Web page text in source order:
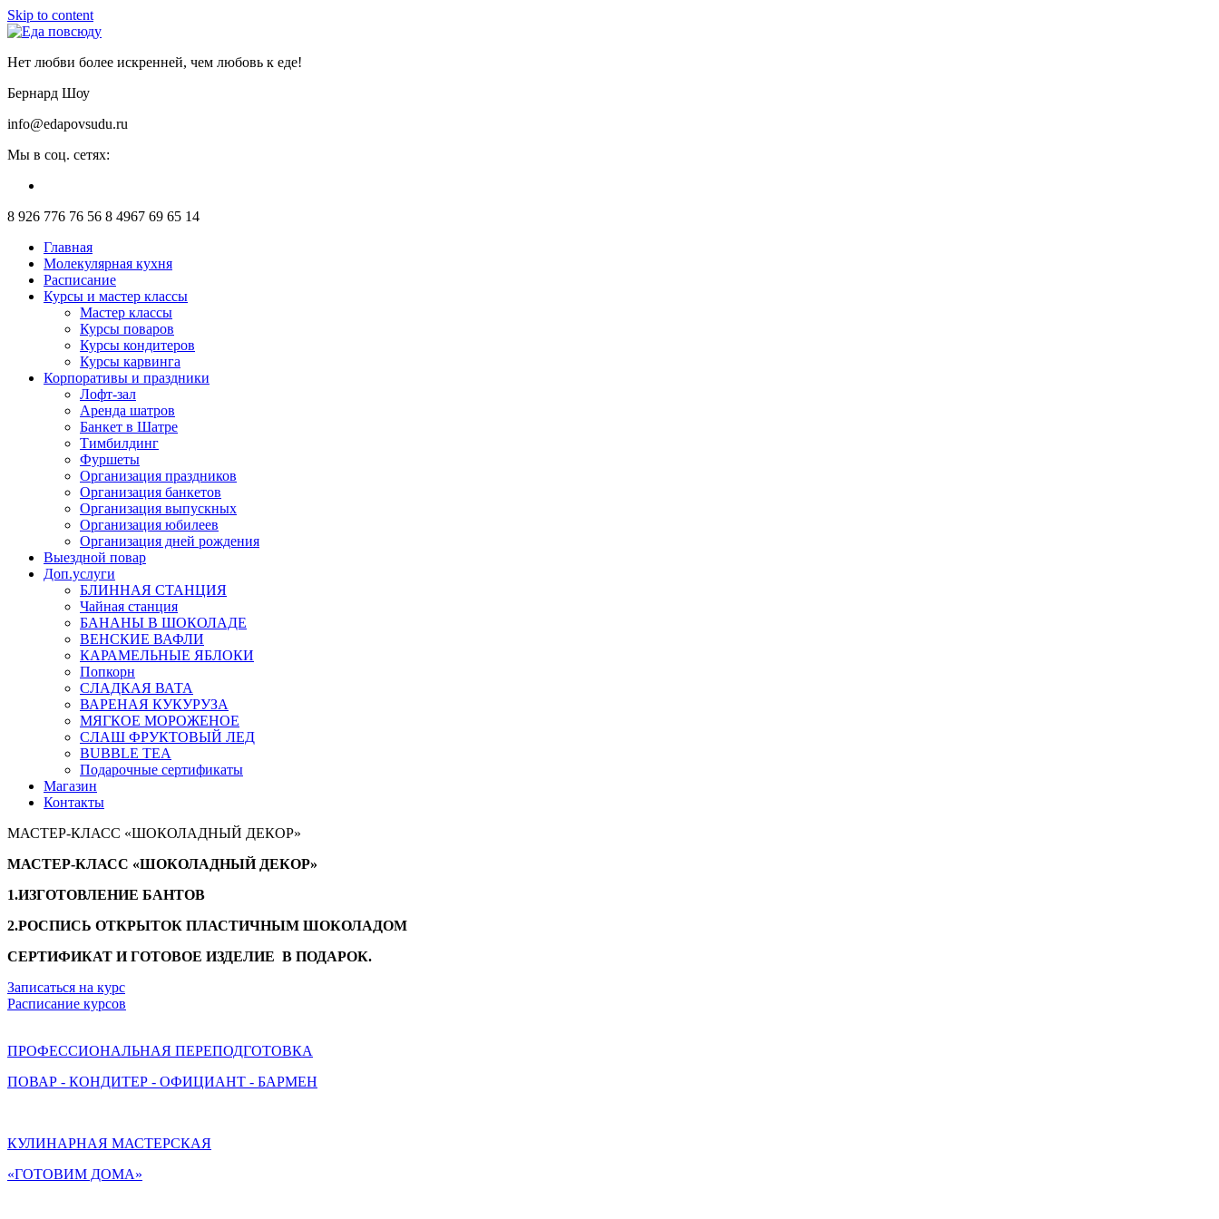
Skip to content
Нет любви более искренней, чем любовь к еде!
Бернард Шоу
info@edapovsudu.ru
Мы в соц. сетях:
8 926 776 76 56 8 4967 69 65 14
Главная
Молекулярная кухня
Расписание
Курсы и мастер классы
Мастер классы
Курсы поваров
Курсы кондитеров
Курсы карвинга
Корпоративы и праздники
Лофт-зал
Аренда шатров
Банкет в Шатре
Тимбилдинг
Фуршеты
Организация праздников
Организация банкетов
Организация выпускных
Организация юбилеев
Организация дней рождения
Выездной повар
Доп.услуги
БЛИННАЯ СТАНЦИЯ
Чайная станция
БАНАНЫ В ШОКОЛАДЕ
ВЕНСКИЕ ВАФЛИ
КАРАМЕЛЬНЫЕ ЯБЛОКИ
Попкорн
СЛАДКАЯ ВАТА
ВАРЕНАЯ КУКУРУЗА
МЯГКОЕ МОРОЖЕНОЕ
СЛАШ ФРУКТОВЫЙ ЛЕД
BUBBLE TEA
Подарочные сертификаты
Магазин
Контакты
МАСТЕР-КЛАСС «ШОКОЛАДНЫЙ ДЕКОР»
МАСТЕР-КЛАСС «ШОКОЛАДНЫЙ ДЕКОР»
1.ИЗГОТОВЛЕНИЕ БАНТОВ
2.РОСПИСЬ ОТКРЫТОК ПЛАСТИЧНЫМ ШОКОЛАДОМ
СЕРТИФИКАТ И ГОТОВОЕ ИЗДЕЛИЕ В ПОДАРОК.
Записаться на курс
Расписание курсов
ПРОФЕССИОНАЛЬНАЯ ПЕРЕПОДГОТОВКА
ПОВАР - КОНДИТЕР - ОФИЦИАНТ - БАРМЕН
КУЛИНАРНАЯ МАСТЕРСКАЯ
«ГОТОВИМ ДОМА»